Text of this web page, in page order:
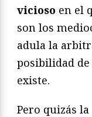
vicioso en el
son los
adula la
posibilidad
existe.
Pero quizás la